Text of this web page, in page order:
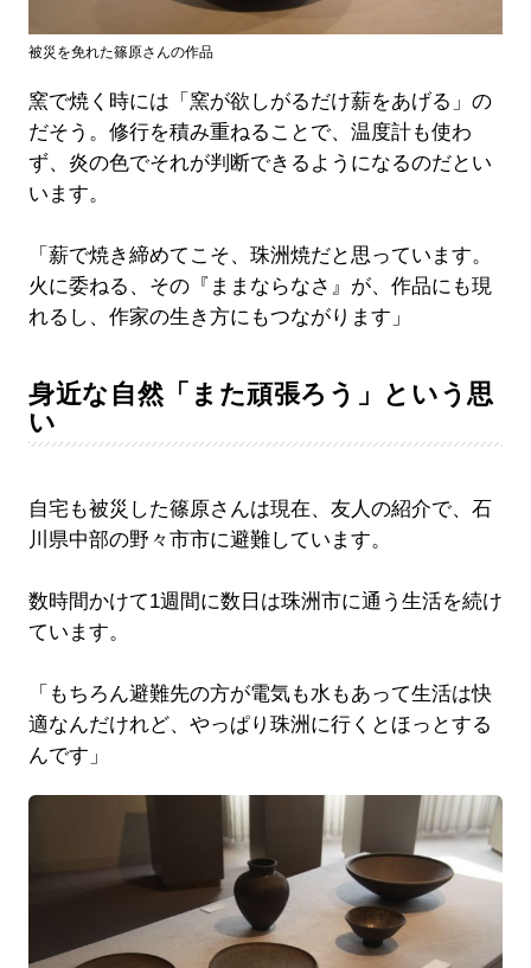
被災を免れた篠原さんの作品
窯で焼く時には「窯が欲しがるだけ薪をあげる」の
だそう。修行を積み重ねることで、温度計も使わ
ず、炎の色でそれが判断できるようになるのだとい
います。
「薪で焼き締めてこそ、珠洲焼だと思っています。
火に委ねる、その『ままならなさ』が、作品にも現
れるし、作家の生き方にもつながります」
身近な自然「また頑張ろう」という思
い
自宅も被災した篠原さんは現在、友人の紹介で、石
川県中部の野々市市に避難しています。
数時間かけて1週間に数日は珠洲市に通う生活を続け
ています。
「もちろん避難先の方が電気も水もあって生活は快
適なんだけれど、やっぱり珠洲に行くとほっとする
んです」